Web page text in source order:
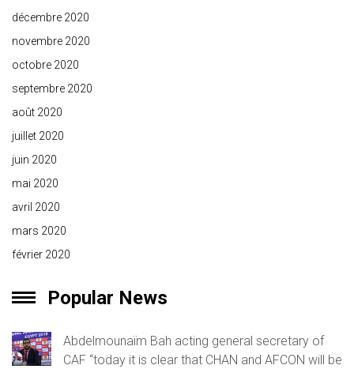
décembre 2020
novembre 2020
octobre 2020
septembre 2020
août 2020
juillet 2020
juin 2020
mai 2020
avril 2020
mars 2020
février 2020
Popular News
Abdelmounaïm Bah acting general secretary of
CAF “today it is clear that CHAN and AFCON will be